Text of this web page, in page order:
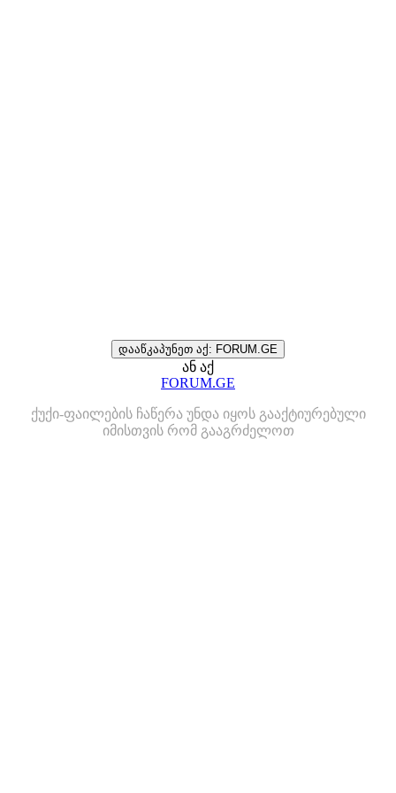
დააწკაპუნეთ აქ: FORUM.GE
ან აქ
FORUM.GE
ქუქი-ფაილების ჩაწერა უნდა იყოს გააქტიურებული
იმისთვის რომ გააგრძელოთ